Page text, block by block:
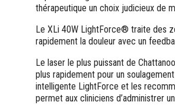
thérapeutique un choix judicieux de
Le XLi 40W LightForce® traite des
rapidement la douleur avec un
Le laser le plus puissant de
plus rapidement pour un
intelligente LightForce et les
permet aux cliniciens d’administrer